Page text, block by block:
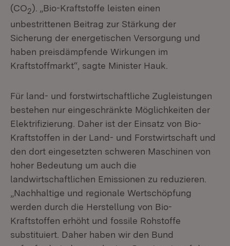
(CO2).
„Bio-Kraftstoffe leisten einen
unbestrittenen Beitrag zur Stärkung der
Sicherung der energetischen Versorgung und
haben preisdämpfende Wirkungen im
Kraftstoffmarkt“, sagte Minister Hauk.
Für land- und forstwirtschaftliche Zugleistungen
bestehen nur eingeschränkte Möglichkeiten der
Elektrifizierung. Daher ist der Einsatz von Bio-
Kraftstoffen in der Land- und Forstwirtschaft und
den dort eingesetzten schweren Maschinen von
hoher Bedeutung um auch die
landwirtschaftlichen Emissionen zu reduzieren.
„Nachhaltige und regionale Wertschöpfung
werden durch die Herstellung von Bio-
Kraftstoffen erhöht und fossile Rohstoffe
substituiert. Daher haben wir den Bund